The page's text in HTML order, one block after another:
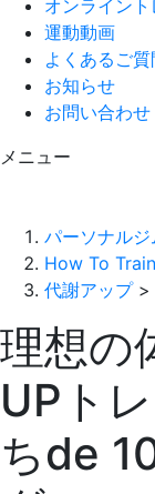
オンライン
運動動画
よくあるご質
お知らせ
お問い合わせ
メニュー
パーソナル
How To
代謝アップ >
理想の
UPト
ちde